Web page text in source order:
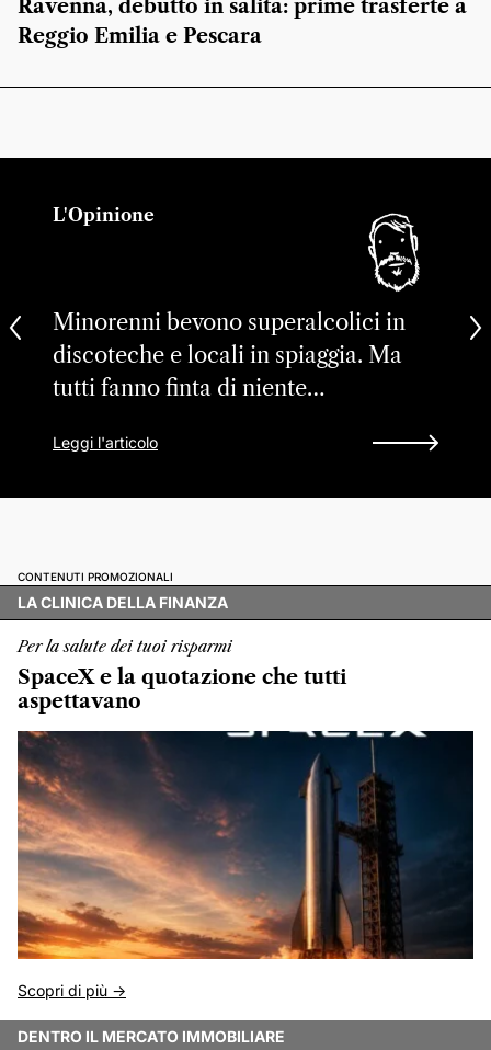
Ravenna, debutto in salita: prime trasferte a
Reggio Emilia e Pescara
L'Opinione
Minorenni bevono superalcolici in
discoteche e locali in spiaggia. Ma
tutti fanno finta di niente…
Leggi l'articolo
CONTENUTI PROMOZIONALI
LA CLINICA DELLA FINANZA
Per la salute dei tuoi risparmi
SpaceX e la quotazione che tutti
aspettavano
Scopri di più ->
DENTRO IL MERCATO IMMOBILIARE